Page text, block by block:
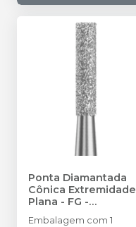
Ponta Diamantada
Cônica Extremidade
Plana - FG -
MICRODONT
Embalagem com 1